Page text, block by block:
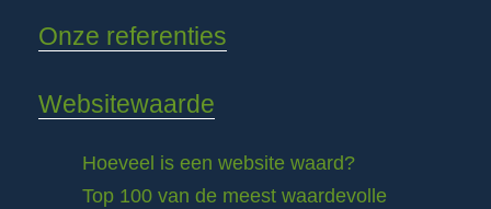
Onze referenties
Websitewaarde
Hoeveel is een website waard?
Top 100 van de meest waardevolle